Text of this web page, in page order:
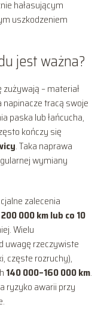
hałasującym
uszkodzeniem
jest ważna?
– materiał
napinacze tracą swoje
paska lub łańcucha,
kończy się
. Taka naprawa
wymiany
zalecenia
200 000 km lub co 10
Wielu
uwagę rzeczywiste
częste rozruchy),
140 000–160 000 km.
ryzyko awarii przy